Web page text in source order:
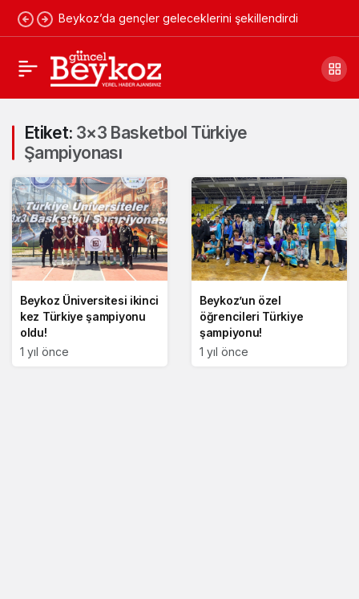
Beykoz’da gençler geleceklerini şekillendirdi
Etiket: 3×3 Basketbol Türkiye
Şampiyonası
Beykoz Üniversitesi ikinci
kez Türkiye şampiyonu
oldu!
1 yıl önce
Beykoz’un özel
öğrencileri Türkiye
şampiyonu!
1 yıl önce